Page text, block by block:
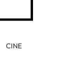
CINE